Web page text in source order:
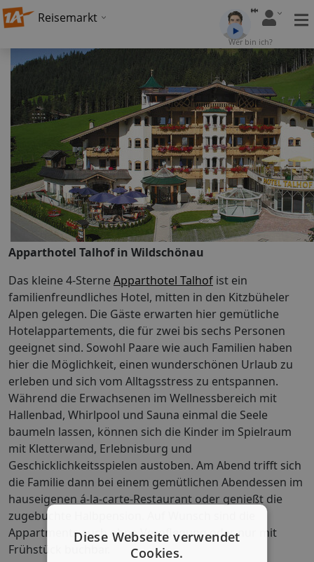
Reisemarkt
Wer bin ich?
Apparthotel Talhof in Wildschönau
Das kleine 4-Sterne Apparthotel Talhof ist ein
familienfreundliches Hotel, mitten in den Kitzbüheler
Alpen gelegen. Die Gäste erwarten hier gemütliche
Hotelappartements, die für zwei bis sechs Personen
geeignet sind. Sowohl Paare wie auch Familien haben
hier die Möglichkeit, einen wunderschönen Urlaub zu
erleben und sich vom Alltagsstress zu entspannen.
Während die Erwachsenen im Wellnessbereich mit
Hallenbad, Whirlpool und Sauna einmal die Seele
baumeln lassen, können sich die Kinder im Spielraum
mit Kletterwand, Erlebnisburg und
Geschicklichkeitsspielen austoben. Am Abend trifft sich
die Familie dann bei einem gemütlichen Abendessen im
hauseigenen á-la-carte-Restaurant oder genießt die
zugebuchte Halbpension. Auf Wunsch sind die
Appartments auch ohne Verpflegung oder nur mit
Frühstück buchbar.
Diese Webseite verwendet
Cookies.